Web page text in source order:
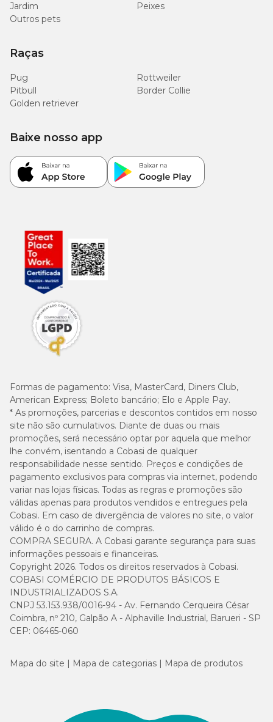
Jardim
Peixes
Outros pets
Raças
Pug
Rottweiler
Pitbull
Border Collie
Golden retriever
Formas de pagamento: Visa, MasterCard, Diners Club,
American Express; Boleto bancário; Elo e Apple Pay.
* As promoções, parcerias e descontos contidos em nosso
site não são cumulativos. Diante de duas ou mais
promoções, será necessário optar por aquela que melhor
lhe convém, isentando a Cobasi de qualquer
responsabilidade nesse sentido. Preços e condições de
pagamento exclusivos para compras via internet, podendo
variar nas lojas físicas. Todas as regras e promoções são
válidas apenas para produtos vendidos e entregues pela
Cobasi. Em caso de divergência de valores no site, o valor
válido é o do carrinho de compras.
COMPRA SEGURA. A Cobasi garante segurança para suas
informações pessoais e financeiras.
Copyright 2026. Todos os direitos reservados à Cobasi.
COBASI COMÉRCIO DE PRODUTOS BÁSICOS E
INDUSTRIALIZADOS S.A.
CNPJ 53.153.938/0016-94 - Av. Fernando Cerqueira César
Coimbra, nº 210, Galpão A - Alphaville Industrial, Barueri - SP
CEP: 06465-060
Baixe nosso app
Mapa do site Mapa de categorias Mapa de produtos